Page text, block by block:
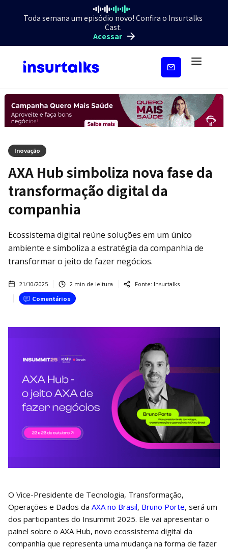
Toda semana um episódio novo! Confira o Insurtalks
Cast.
Acessar
Inscreva-
Inovação
AXA Hub simboliza nova fase da
transformação digital da
companhia
Ecossistema digital reúne soluções em um único
ambiente e simboliza a estratégia da companhia de
transformar o jeito de fazer negócios.
21/10/2025 2 min de leitura Fonte: Insurtalks
Comentários
O Vice-Presidente de Tecnologia, Transformação,
Operações e Dados da AXA no Brasil, Bruno Porte, será um
dos participantes do Insummit 2025. Ele vai apresentar o
painel sobre o AXA Hub, novo ecossistema digital da
companhia que representa uma mudança na forma de fazer